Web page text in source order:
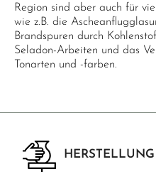
Region sind aber auch für
wie z.B. die
Brandspuren durch
Seladon-Arbeiten und das
Tonarten und -farben.
HERSTELLUNG